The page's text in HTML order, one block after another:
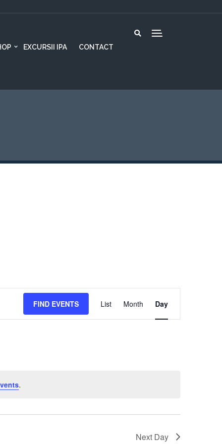
EXCURSII IPA CONTACT
.
FIND EVENTS
Views
Navigation
List Month Day
Next Day